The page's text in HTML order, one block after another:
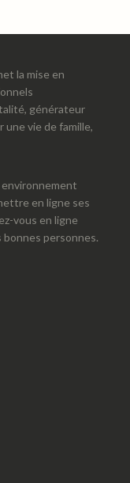
la mise en
générateur
une vie de famille,
en ligne ses
vous en ligne
personnes.